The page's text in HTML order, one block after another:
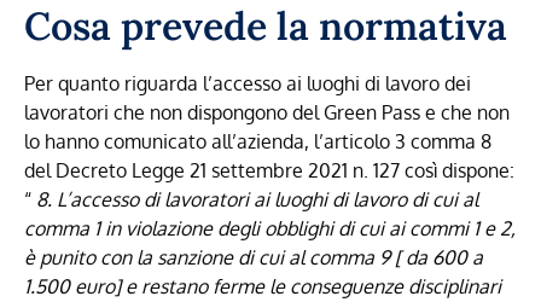
Cosa prevede la normativa
Per quanto riguarda l’accesso ai luoghi di lavoro dei
lavoratori che non dispongono del Green Pass e che non
lo hanno comunicato all’azienda, l’articolo 3 comma 8
del Decreto Legge 21 settembre 2021 n. 127 così dispone:
“ 8. L’accesso di lavoratori ai luoghi di lavoro di cui al
comma 1 in violazione degli obblighi di cui ai commi 1 e 2,
è punito con la sanzione di cui al comma 9 [ da 600 a
1.500 euro] e restano ferme le conseguenze disciplinari